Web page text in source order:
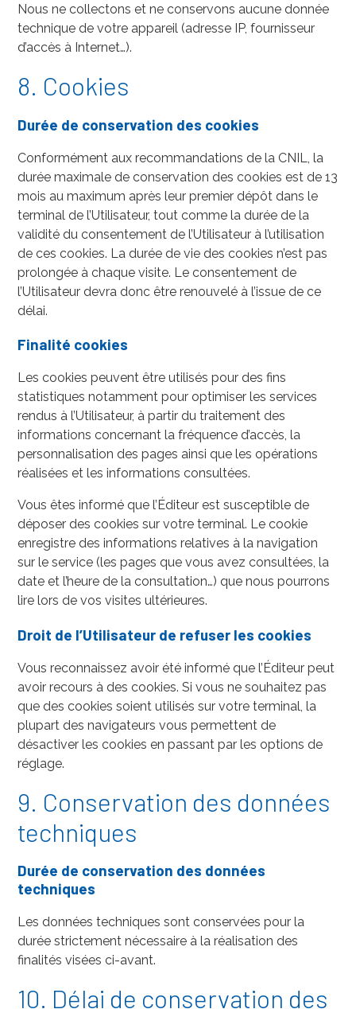
Nous ne collectons et ne conservons aucune donnée
technique de votre appareil (adresse IP, fournisseur
d’accès à Internet…).
8. Cookies
Durée de conservation des cookies
Conformément aux recommandations de la CNIL, la
durée maximale de conservation des cookies est de 13
mois au maximum après leur premier dépôt dans le
terminal de l’Utilisateur, tout comme la durée de la
validité du consentement de l’Utilisateur à l’utilisation
de ces cookies. La durée de vie des cookies n’est pas
prolongée à chaque visite. Le consentement de
l’Utilisateur devra donc être renouvelé à l’issue de ce
délai.
Finalité cookies
Les cookies peuvent être utilisés pour des fins
statistiques notamment pour optimiser les services
rendus à l’Utilisateur, à partir du traitement des
informations concernant la fréquence d’accès, la
personnalisation des pages ainsi que les opérations
réalisées et les informations consultées.
Vous êtes informé que l’Éditeur est susceptible de
déposer des cookies sur votre terminal. Le cookie
enregistre des informations relatives à la navigation
sur le service (les pages que vous avez consultées, la
date et l’heure de la consultation…) que nous pourrons
lire lors de vos visites ultérieures.
Droit de l’Utilisateur de refuser les cookies
Vous reconnaissez avoir été informé que l’Éditeur peut
avoir recours à des cookies. Si vous ne souhaitez pas
que des cookies soient utilisés sur votre terminal, la
plupart des navigateurs vous permettent de
désactiver les cookies en passant par les options de
réglage.
9. Conservation des données
techniques
Durée de conservation des données
techniques
Les données techniques sont conservées pour la
durée strictement nécessaire à la réalisation des
finalités visées ci-avant.
10. Délai de conservation des